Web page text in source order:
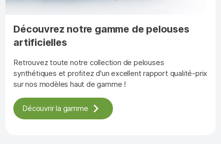
Découvrez notre gamme de pelouses
artificielles
Retrouvez toute notre collection de pelouses
synthétiques et profitez d'un excellent rapport qualité-prix
sur nos modèles haut de gamme !
Découvrir la gamme